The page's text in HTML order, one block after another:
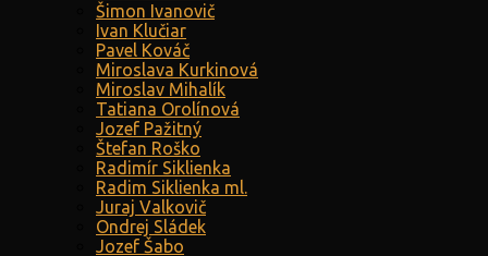
Šimon Ivanovič
Ivan Klučiar
Pavel Kováč
Miroslava Kurkinová
Miroslav Mihalík
Tatiana Orolínová
Jozef Pažitný
Štefan Roško
Radimír Siklienka
Radim Siklienka ml.
Juraj Valkovič
Ondrej Sládek
Jozef Šabo